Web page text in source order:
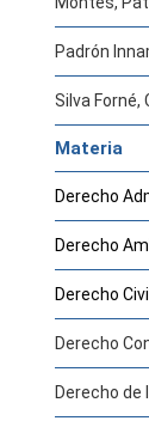
Padrón
Silva Forné,
Materia
Derecho
Derecho
Derecho
Derecho
Derecho de